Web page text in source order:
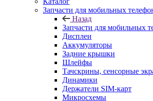
Аккумуляторы
Задние крышки
Шлейфы
Тачскрины, сенсорные
Динамики
Держатели SIM-карт
Микросхемы
Камеры
Платы клавиатуры
Разъемы зарядки
Рамки дисплея